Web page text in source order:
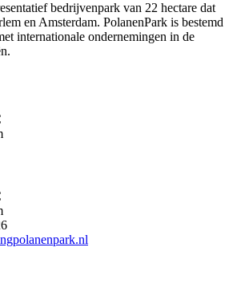
bedrijvenpark van 22 hectare dat
en Amsterdam. PolanenPark is bestemd
internationale ondernemingen in de